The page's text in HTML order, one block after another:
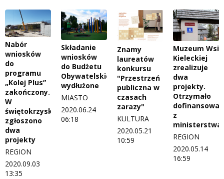
Nabór
wniosków
do
programu
„Kolej Plus”
zakończony.
W
świętokrzyskim
zgłoszono
dwa
projekty
REGION
2020.09.03
13:35
Składanie
wniosków
do Budżetu
Obywatelskiego
wydłużone
MIASTO
2020.06.24
06:18
Znamy
laureatów
konkursu
"Przestrzeń
publiczna w
czasach
zarazy"
KULTURA
2020.05.21
10:59
Muzeum Wsi
Kieleckiej
zrealizuje
dwa
projekty.
Otrzymało
z
ministerstwa
REGION
2020.05.14
16:59